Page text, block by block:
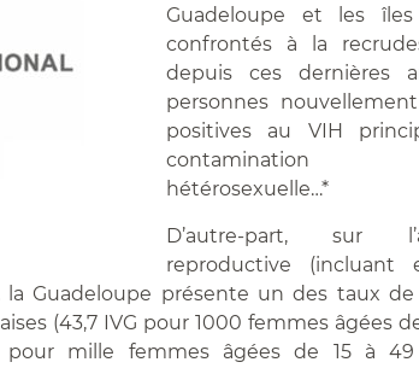
Guadeloupe et les
confrontés à la
depuis ces dernières
personnes
positives au VIH
contamination
hétérosexuelle…*
D’autre-part, sur
reproductive (incluant
la Guadeloupe présente un des taux
(43,7 IVG pour 1000 femmes âgées
pour mille femmes âgées de 15 à